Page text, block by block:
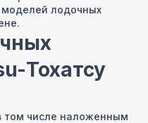
лодочных
Тохатсу
том числе наложенным